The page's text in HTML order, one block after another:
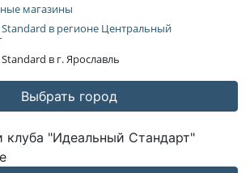
магазины
в регионе Центральный
в г. Ярославль
Выбрать город
клуба "Идеальный Стандарт"